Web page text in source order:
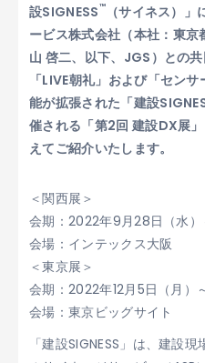
設SIGNESS™（サイネス）」
ービス株式会社（本社：東
山 啓二、以下、JGS）との
「LIVE朝礼」および「セン
能が拡張された「建設
催される「第2回 建設DX展
えてご紹介いたします。
＜関西展＞
会期：2022年9月28日（水
会場：インテックス大阪
＜東京展＞
会期：2022年12月5日（月
会場：東京ビッグサイト
「建設SIGNESS」は、建設